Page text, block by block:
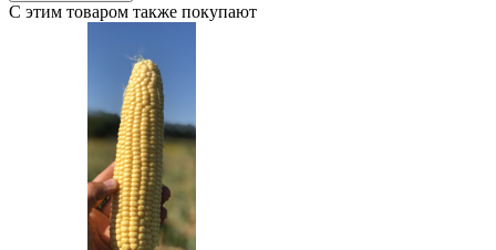
С этим товаром также покупают